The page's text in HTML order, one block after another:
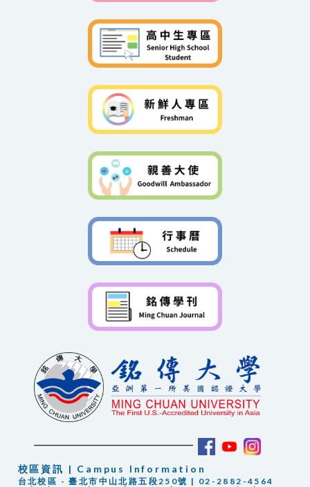
校區資訊 | Campus Information
台北校區 - 臺北市中山北路五段250號 | 02-2882-4564